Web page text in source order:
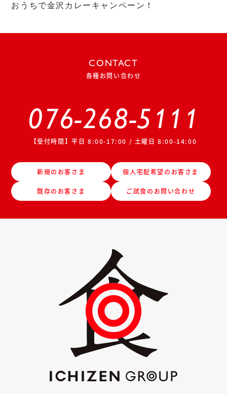
おうちで金沢カレーキャンペーン！
CONTACT
各種お問い合わせ
076-268-5111
【受付時間】平日 8:00-17:00 / 土曜日 8:00-14:00
新規のお客さま 個人宅配希望のお客さま
既存のお客さま ご試食のお問い合わせ